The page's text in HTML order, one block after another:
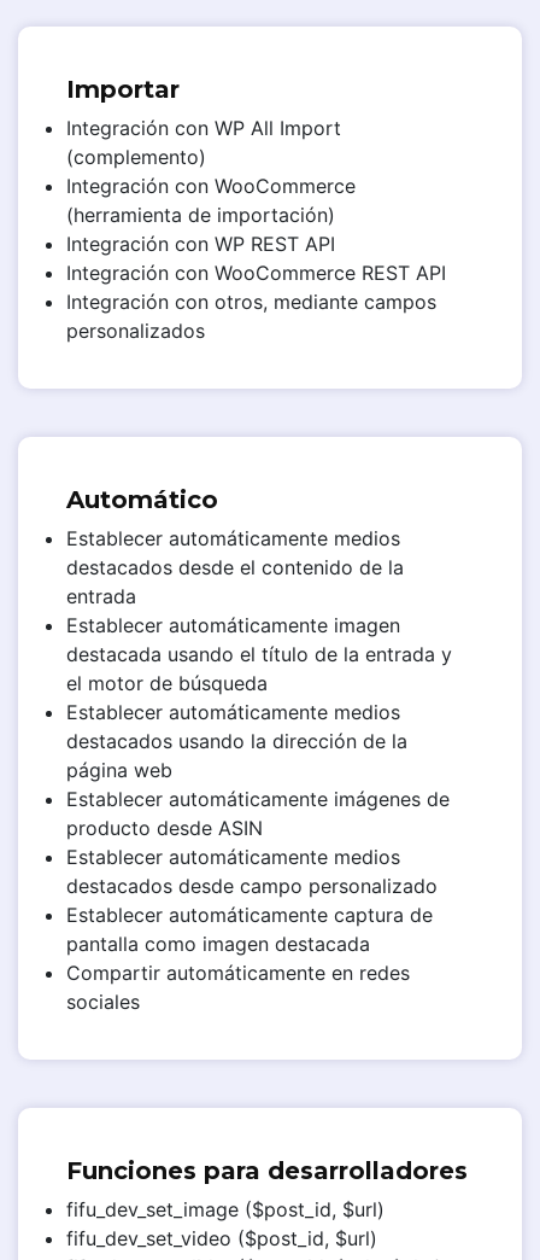
Importar
Integración con WP All Import
(complemento)
Integración con WooCommerce
(herramienta de importación)
Integración con WP REST API
Integración con WooCommerce REST API
Integración con otros, mediante campos
personalizados
Automático
Establecer automáticamente medios
destacados desde el contenido de la
entrada
Establecer automáticamente imagen
destacada usando el título de la entrada y
el motor de búsqueda
Establecer automáticamente medios
destacados usando la dirección de la
página web
Establecer automáticamente imágenes de
producto desde ASIN
Establecer automáticamente medios
destacados desde campo personalizado
Establecer automáticamente captura de
pantalla como imagen destacada
Compartir automáticamente en redes
sociales
Funciones para desarrolladores
fifu_dev_set_image ($post_id, $url)
fifu_dev_set_video ($post_id, $url)